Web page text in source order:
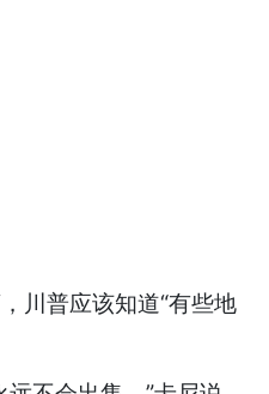
川普应该知道“有些地